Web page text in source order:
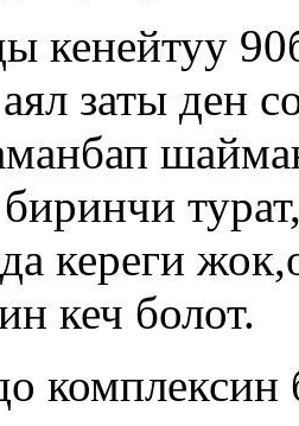
кенейтуу
заты ден
кереги
кеч болот.
комплексин